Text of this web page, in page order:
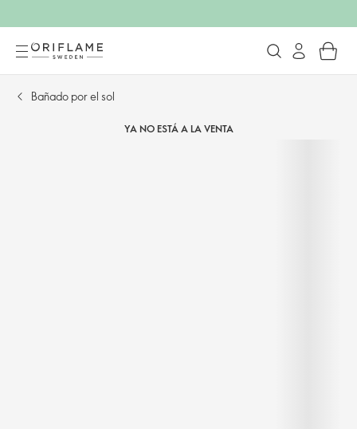
Bañado por el sol
YA NO ESTÁ A LA VENTA